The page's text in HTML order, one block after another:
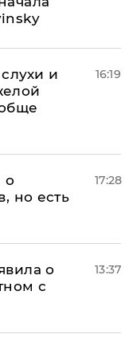
и
16:19
о
но есть
17:28
о
с
13:37